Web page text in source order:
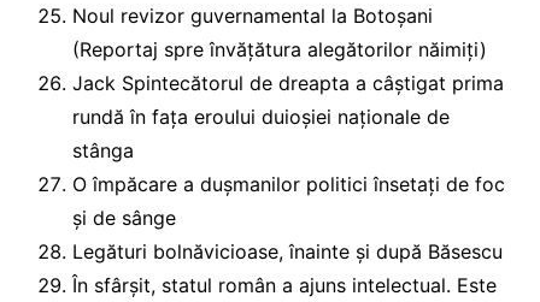
Noul revizor guvernamental la Botoșani
(Reportaj spre învățătura alegătorilor năimiți)
Jack Spintecătorul de dreapta a câștigat prima
rundă în fața eroului duioșiei naționale de
stânga
O împăcare a dușmanilor politici însetați de foc
și de sânge
Legături bolnăvicioase, înainte și după Băsescu
În sfârșit, statul român a ajuns intelectual. Este